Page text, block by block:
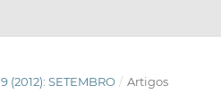
(2012): SETEMBRO / Artigos